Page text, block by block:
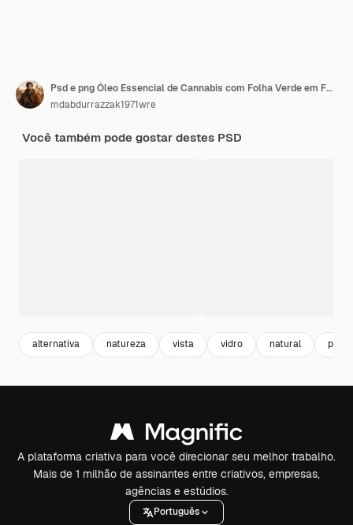
Psd e png Óleo Essencial de Cannabis com Folha Verde em Fundo Transparente
mdabdurrazzak1971wre
Você também pode gostar destes PSD
alternativa natureza vista vidro natural
A plataforma criativa para você direcionar seu melhor trabalho.
Mais de 1 milhão de assinantes entre criativos, empresas,
agências e estúdios.
Português